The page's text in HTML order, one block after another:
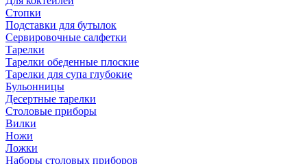
Стопки
Подставки для бутылок
Сервировочные салфетки
Тарелки
Тарелки обеденные плоские
Тарелки для супа глубокие
Бульонницы
Десертные тарелки
Столовые приборы
Вилки
Ножи
Ложки
Наборы столовых приборов